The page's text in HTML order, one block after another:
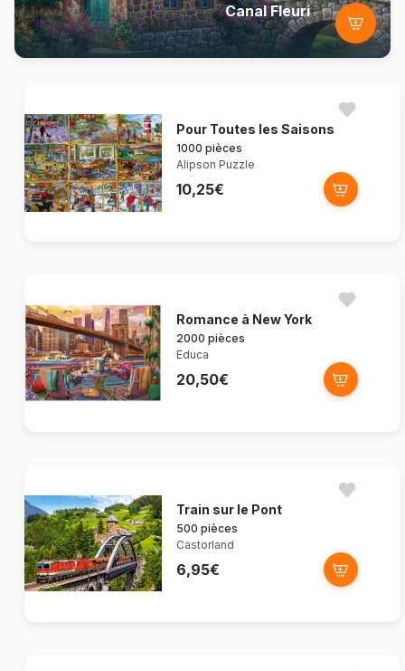
Canal Fleuri
Pour Toutes les Saisons
1000 pièces
Alipson Puzzle
10,25€
Romance à New York
2000 pièces
Educa
20,50€
Train sur le Pont
500 pièces
Castorland
6,95€